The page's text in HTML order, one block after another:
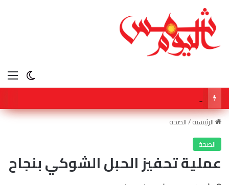
شكوك بشأن مضيق هرمز ترفع النفط مع ترقب بيانات الوظائف
الرئيسية/الصحة
الصحة
عملية تحفيز الحبل الشوكي بنجاح